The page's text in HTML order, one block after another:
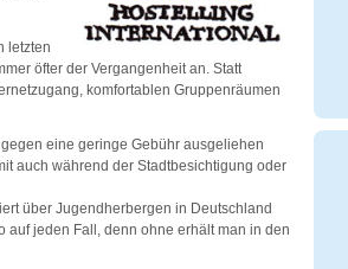
letzten
öfter der Vergangenheit an. Statt
komfortablen Gruppenräumen
eine geringe Gebühr ausgeliehen
auch während der Stadtbesichtigung oder
über Jugendherbergen in Deutschland
auf jeden Fall, denn ohne erhält man in den